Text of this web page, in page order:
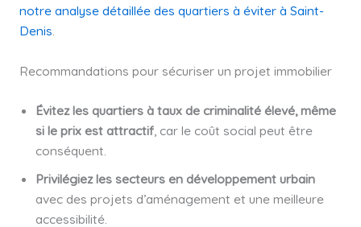
notre analyse détaillée des quartiers à éviter à Saint-
Denis.
Recommandations pour sécuriser un projet immobilier
Évitez les quartiers à taux de criminalité élevé, même
si le prix est attractif, car le coût social peut être
conséquent.
Privilégiez les secteurs en développement urbain
avec des projets d’aménagement et une meilleure
accessibilité.